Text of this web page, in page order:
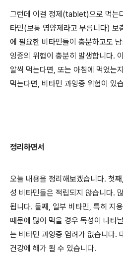
그런데 이걸 정제(tablet)으로 먹는
타민(보통 영양제라고 부릅니다) 보
에 필요한 비타민들이 충분하고도
잉증의 위험이 충분히 발생합니다.
알씩 먹는다면, 또는 아침에 먹었는
먹는다면, 비타민 과잉증 위험이 있
정리하면서
오늘 내용을 정리해보겠습니다. 첫
성 비타민들은 적립되지 않습니다.
됩니다. 둘째, 일부 비타민, 특히 지
때문에 많이 먹을 경우 독성이 나타
는 비타민 과잉증 염려가 없습니다.
건강에 해가 될 수 있습니다.